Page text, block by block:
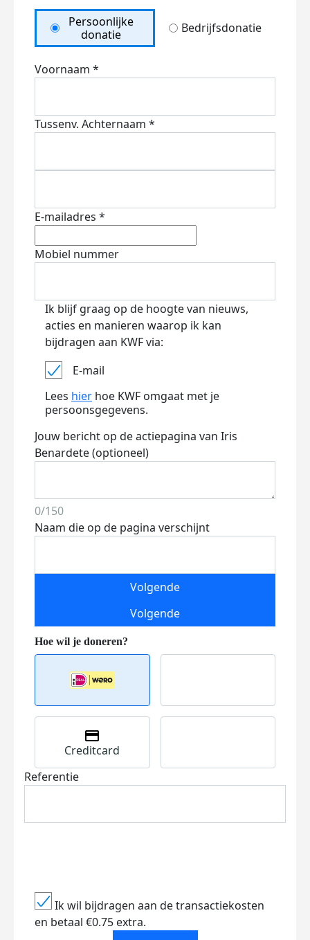
Persoonlijke
donatie
Bedrijfsdonatie
Voornaam *
Tussenv. Achternaam *
E-mailadres *
Mobiel nummer
Ik blijf graag op de hoogte van nieuws,
acties en manieren waarop ik kan
bijdragen aan KWF via:
E-mail
Lees hier hoe KWF omgaat met je
persoonsgegevens.
Jouw bericht op de actiepagina van Iris
Benardete (optioneel)
0/150
Naam die op de pagina verschijnt
Volgende
Volgende
Creditcard
Referentie
Ik wil bijdragen aan de transactiekosten
en betaal €0.75 extra.